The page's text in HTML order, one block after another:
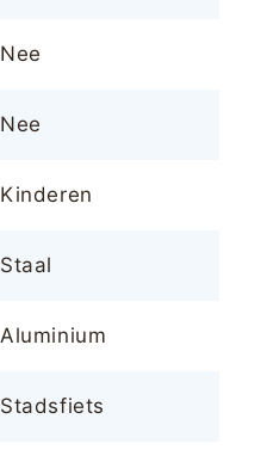
Nee
Nee
Kinderen
Staal
Aluminium
Stadsfiets